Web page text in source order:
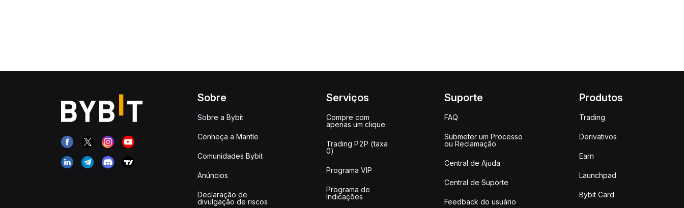
Sobre
Sobre a Bybit
Conheça a Mantle
Comunidades Bybit
Anúncios
Declaração de
divulgação de riscos
Serviços
Compre com
apenas um clique
Trading P2P (taxa
0)
Programa VIP
Programa de
Indicações
Suporte
FAQ
Submeter um Processo
ou Reclamação
Central de Ajuda
Central de Suporte
Feedback do usuário
Produtos
Trading
Derivativos
Earn
Launchpad
Bybit Card